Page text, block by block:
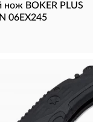
нож BOKER PLUS
06EX245